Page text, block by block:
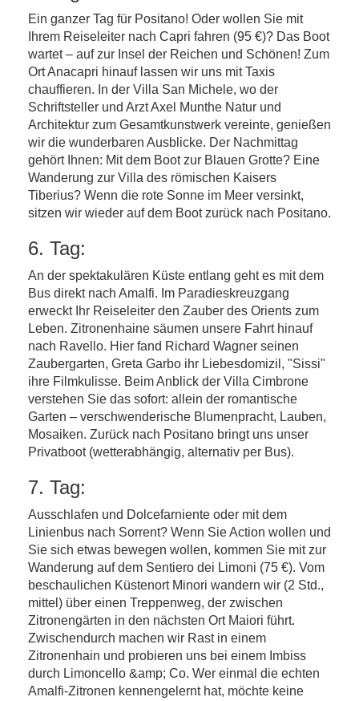
Ein ganzer Tag für Positano! Oder wollen Sie mit
Ihrem Reiseleiter nach Capri fahren (95 €)? Das Boot
wartet – auf zur Insel der Reichen und Schönen! Zum
Ort Anacapri hinauf lassen wir uns mit Taxis
chauffieren. In der Villa San Michele, wo der
Schriftsteller und Arzt Axel Munthe Natur und
Architektur zum Gesamtkunstwerk vereinte, genießen
wir die wunderbaren Ausblicke. Der Nachmittag
gehört Ihnen: Mit dem Boot zur Blauen Grotte? Eine
Wanderung zur Villa des römischen Kaisers
Tiberius? Wenn die rote Sonne im Meer versinkt,
sitzen wir wieder auf dem Boot zurück nach Positano.
6. Tag:
An der spektakulären Küste entlang geht es mit dem
Bus direkt nach Amalfi. Im Paradieskreuzgang
erweckt Ihr Reiseleiter den Zauber des Orients zum
Leben. Zitronenhaine säumen unsere Fahrt hinauf
nach Ravello. Hier fand Richard Wagner seinen
Zaubergarten, Greta Garbo ihr Liebesdomizil, "Sissi"
ihre Filmkulisse. Beim Anblick der Villa Cimbrone
verstehen Sie das sofort: allein der romantische
Garten – verschwenderische Blumenpracht, Lauben,
Mosaiken. Zurück nach Positano bringt uns unser
Privatboot (wetterabhängig, alternativ per Bus).
7. Tag:
Ausschlafen und Dolcefarniente oder mit dem
Linienbus nach Sorrent? Wenn Sie Action wollen und
Sie sich etwas bewegen wollen, kommen Sie mit zur
Wanderung auf dem Sentiero dei Limoni (75 €). Vom
beschaulichen Küstenort Minori wandern wir (2 Std.,
mittel) über einen Treppenweg, der zwischen
Zitronengärten in den nächsten Ort Maiori führt.
Zwischendurch machen wir Rast in einem
Zitronenhain und probieren uns bei einem Imbiss
durch Limoncello &amp; Co. Wer einmal die echten
Amalfi-Zitronen kennengelernt hat, möchte keine